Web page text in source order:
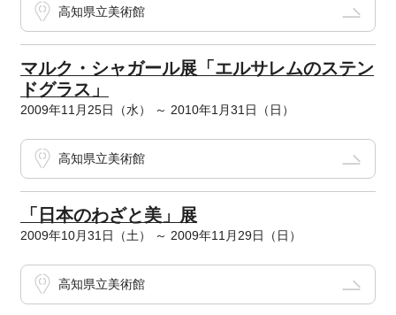
高知県立美術館
マルク・シャガール展「エルサレムのステン
ドグラス」
2009年11月25日（水） ～ 2010年1月31日（日）
高知県立美術館
「日本のわざと美」展
2009年10月31日（土） ～ 2009年11月29日（日）
高知県立美術館